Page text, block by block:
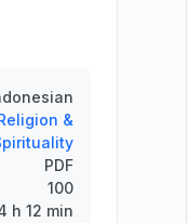
pagi-
terhadap
&
PDF
100
h 12 min